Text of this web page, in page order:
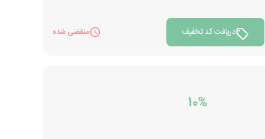
دریافت کد تخفیف منقضی شده
10%